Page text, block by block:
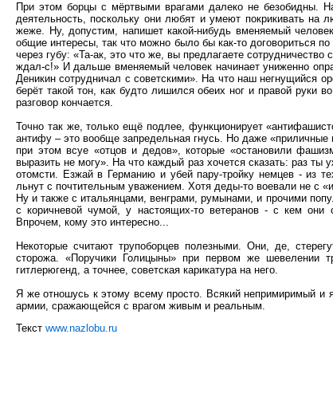
При этом борцы с мёртвыми врагами далеко не безобидны.
деятельность, поскольку они любят и умеют покрикивать
жеже. Ну, допустим, напишет какой-нибудь вменяемый
общие интересы, так что можно было бы как-то договориться
через губу: «Та-ак, это что же, вы предлагаете
ждал-с!» И дальше вменяемый человек начинает униженно
Деникин сотрудничал с советскими». На что наш негнущийся
берёт такой тон, как будто лишился обеих ног и правой
разговор кончается.
Точно так же, только ещё подлее, функционирует
антифу – это вообще запредельная гнусь. Но даже
при этом всуе «отцов и дедов», которые «остановили
выразить не могу». На что каждый раз хочется сказать: раз ты
отомсти. Езжай в Германию и убей пару-тройку немцев - из
льнут с почтительным уважением. Хотя деды-то воевали не
Ну и также с итальянцами, венграми, румынами, и прочими
с коричневой чумой, у настоящих-то ветеранов - с кем
Впрочем, кому это интересно...
Некоторые считают трупоборцев полезными. Они, де,
сторожа. «Поручики Голицыны» при первом же шевелении
гитлерюгенд, а точнее, советская карикатура на него.
Я же отношусь к этому всему просто. Всякий непримиримый и
армии, сражающейся с врагом живым и реальным.
Текст www.nazlobu.ru